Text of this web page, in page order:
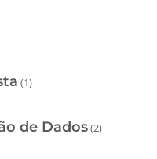
(1)
de Dados(2)